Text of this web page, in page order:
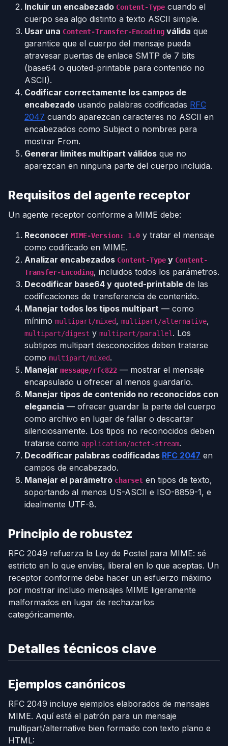
Incluir un encabezado Content-Type cuando el
cuerpo sea algo distinto a texto ASCII simple.
Usar una Content-Transfer-Encoding válida que
garantice que el cuerpo del mensaje pueda
atravesar puertas de enlace SMTP de 7 bits
(base64 o quoted-printable para contenido no
ASCII).
Codificar correctamente los campos de
encabezado usando palabras codificadas RFC
2047 cuando aparezcan caracteres no ASCII en
encabezados como Subject o nombres para
mostrar From.
Generar límites multipart válidos que no
aparezcan en ninguna parte del cuerpo incluida.
Requisitos del agente receptor
Un agente receptor conforme a MIME debe:
Reconocer MIME-Version: 1.0 y tratar el mensaje
como codificado en MIME.
Analizar encabezados Content-Type y Content-
Transfer-Encoding, incluidos todos los parámetros.
Decodificar base64 y quoted-printable de las
codificaciones de transferencia de contenido.
Manejar todos los tipos multipart — como
mínimo multipart/mixed, multipart/alternative,
multipart/digest y multipart/parallel . Los
subtipos multipart desconocidos deben tratarse
como multipart/mixed.
Manejar message/rfc822 — mostrar el mensaje
encapsulado u ofrecer al menos guardarlo.
Manejar tipos de contenido no reconocidos con
elegancia — ofrecer guardar la parte del cuerpo
como archivo en lugar de fallar o descartar
silenciosamente. Los tipos no reconocidos deben
tratarse como application/octet-stream.
Decodificar palabras codificadas RFC 2047 en
campos de encabezado.
Manejar el parámetro charset en tipos de texto,
soportando al menos US-ASCII e ISO-8859-1, e
idealmente UTF-8.
Principio de robustez
RFC 2049 refuerza la Ley de Postel para MIME: sé
estricto en lo que envías, liberal en lo que aceptas. Un
receptor conforme debe hacer un esfuerzo máximo
por mostrar incluso mensajes MIME ligeramente
malformados en lugar de rechazarlos
categóricamente.
Detalles técnicos clave
Ejemplos canónicos
RFC 2049 incluye ejemplos elaborados de mensajes
MIME. Aquí está el patrón para un mensaje
multipart/alternative bien formado con texto plano e
HTML: